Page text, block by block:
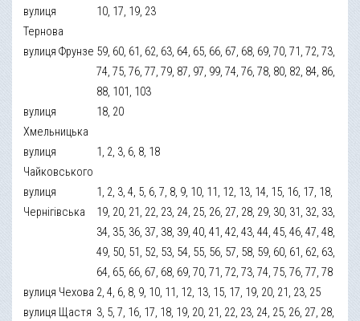
вулиця
Тернова
10, 17, 19, 23
вулиця Фрунзе 59, 60, 61, 62, 63, 64, 65, 66, 67, 68, 69, 70, 71, 72, 73,
74, 75, 76, 77, 79, 87, 97, 99, 74, 76, 78, 80, 82, 84, 86,
88, 101, 103
вулиця
Хмельницька
18, 20
вулиця
Чайковського
1, 2, 3, 6, 8, 18
вулиця
Чернігівська
1, 2, 3, 4, 5, 6, 7, 8, 9, 10, 11, 12, 13, 14, 15, 16, 17, 18,
19, 20, 21, 22, 23, 24, 25, 26, 27, 28, 29, 30, 31, 32, 33,
34, 35, 36, 37, 38, 39, 40, 41, 42, 43, 44, 45, 46, 47, 48,
49, 50, 51, 52, 53, 54, 55, 56, 57, 58, 59, 60, 61, 62, 63,
64, 65, 66, 67, 68, 69, 70, 71, 72, 73, 74, 75, 76, 77, 78
вулиця Чехова 2, 4, 6, 8, 9, 10, 11, 12, 13, 15, 17, 19, 20, 21, 23, 25
вулиця Щастя 3, 5, 7, 16, 17, 18, 19, 20, 21, 22, 23, 24, 25, 26, 27, 28,